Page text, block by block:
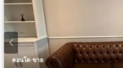
คอนโด·ขาย